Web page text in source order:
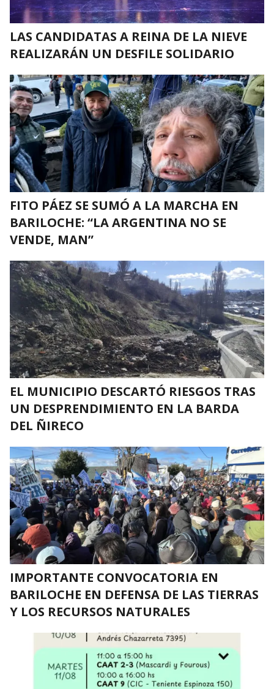
LAS CANDIDATAS A REINA DE LA NIEVE
REALIZARÁN UN DESFILE SOLIDARIO
FITO PÁEZ SE SUMÓ A LA MARCHA EN
BARILOCHE: “LA ARGENTINA NO SE
VENDE, MAN”
EL MUNICIPIO DESCARTÓ RIESGOS TRAS
UN DESPRENDIMIENTO EN LA BARDA
DEL ÑIRECO
IMPORTANTE CONVOCATORIA EN
BARILOCHE EN DEFENSA DE LAS TIERRAS
Y LOS RECURSOS NATURALES